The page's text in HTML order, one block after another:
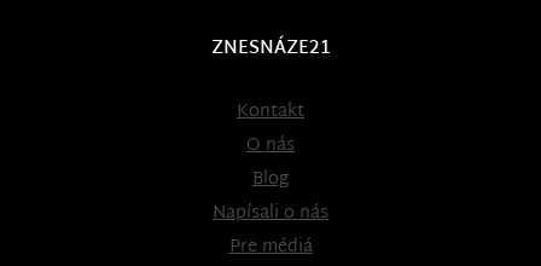
ZNESNÁZE21
Kontakt
O nás
Blog
Napísali o nás
Pre médiá